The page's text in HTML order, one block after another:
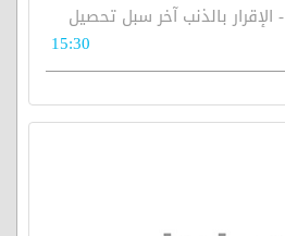
مصباح الهداية 307 - الإقرار بالذنب آخر سبل تحصيل
15:30